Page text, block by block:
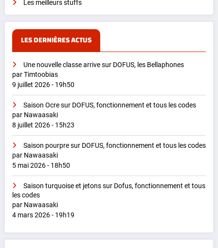
Les meilleurs stuffs
LES DERNIÈRES ACTUS
Une nouvelle classe arrive sur DOFUS, les Bellaphones
par Timtoobias
9 juillet 2026 - 19h50
Saison Ocre sur DOFUS, fonctionnement et tous les codes
par Nawaasaki
8 juillet 2026 - 15h23
Saison pourpre sur DOFUS, fonctionnement et tous les codes
par Nawaasaki
5 mai 2026 - 18h50
Saison turquoise et jetons sur Dofus, fonctionnement et tous
les codes
par Nawaasaki
4 mars 2026 - 19h19